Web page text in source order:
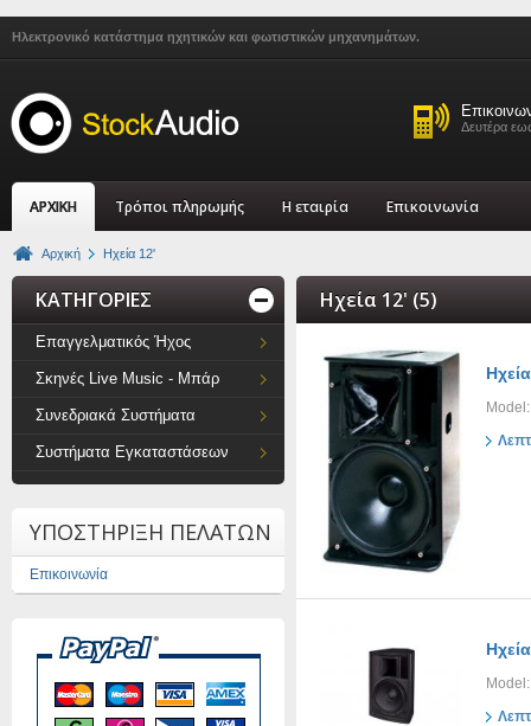
Ηλεκτρονικό κατάστημα ηχητικών και φωτιστικών μηχανημάτων.
Δευτέρα
ΑΡΧΙΚΗ Τρόποι πληρωμής Η εταιρία Επικοινωνία
Αρχική Ηχεία 12'
ΚΑΤΗΓΟΡΙΕΣ
Επαγγελματικός Ήχος
Σκηνές Live Music - Μπάρ
Συνεδριακά Συστήματα
Συστήματα Εγκαταστάσεων
ΥΠΟΣΤΗΡΙΞΗ ΠΕΛΑΤΩΝ
Επικοινωνία
Ηχεία 12' (5)